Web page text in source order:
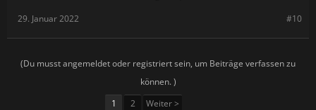
#10
29. Januar 2022
(Du musst angemeldet oder registriert sein, um Beiträge verfassen zu
können. )
1
2 Weiter >